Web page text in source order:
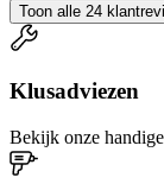
Toon alle 24
Klusadviezen
Bekijk onze handige